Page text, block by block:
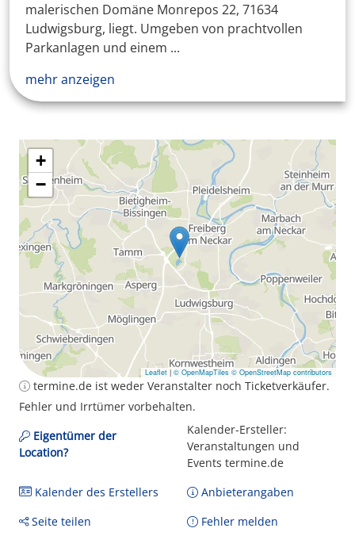
malerischen Domäne Monrepos 22, 71634
Ludwigsburg, liegt. Umgeben von prachtvollen
Parkanlagen und einem ...
mehr anzeigen
+
−
Leaflet | © OpenMapTiles © OpenStreetMap contributors
termine.de ist weder Veranstalter noch Ticketverkäufer.
Fehler und Irrtümer vorbehalten.
Eigentümer der
Location?
Kalender-Ersteller:
Veranstaltungen und
Events termine.de
Kalender des Erstellers
Anbieterangaben
Seite teilen
Fehler melden